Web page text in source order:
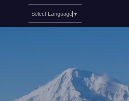
Select Language ▼